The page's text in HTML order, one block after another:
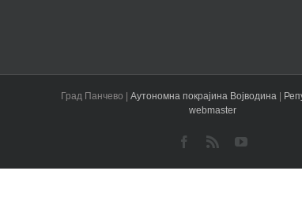
Град Панчево | Аутономна покрајина Војводина |
webmaster
Facebook
Rss YouTube